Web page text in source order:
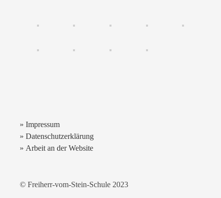
» Impressum
» Datenschutzerklärung
» Arbeit an der Website
© Freiherr-vom-Stein-Schule 2023